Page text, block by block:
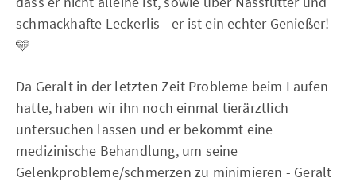
schmackhafte Leckerlis - er ist ein echter Genießer!
🩵
Da Geralt in der letzten Zeit Probleme beim Laufen
hatte, haben wir ihn noch einmal tierärztlich
untersuchen lassen und er bekommt eine
medizinische Behandlung, um seine
Gelenkprobleme/schmerzen zu minimieren - Geralt